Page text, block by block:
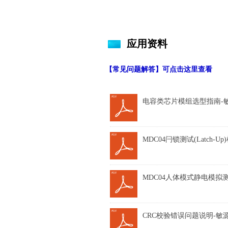
应用资料
电容类芯片模组选型指南-
MDC04闩锁测试(Latch-
MDC04人体模式静电模拟
CRC校验错误问题说明-敏
【常见问题解答】可点击这里查看